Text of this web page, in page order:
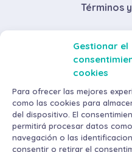
Gestionar el
cookies
Para ofrecer las mejores
como las cookies para
del dispositivo. El
permitirá procesar datos
navegación o las
consentir o retirar el
Términos
Descuentos por
Envíos y